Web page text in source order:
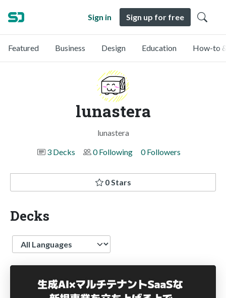
Sign in Sign up for free
Featured Business Design Education How-to
lunastera
lunastera
3 Decks
0 Following 0 Followers
0 Stars
Decks
Language